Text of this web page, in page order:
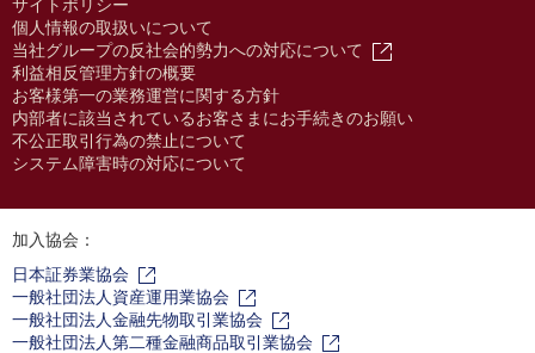
サイトポリシー
個人情報の取扱いについて
当社グループの反社会的勢力への対応について
利益相反管理方針の概要
お客様第一の業務運営に関する方針
内部者に該当されているお客さまにお手続きのお願い
不公正取引行為の禁止について
システム障害時の対応について
加入協会：
日本証券業協会
一般社団法人資産運用業協会
一般社団法人金融先物取引業協会
一般社団法人第二種金融商品取引業協会